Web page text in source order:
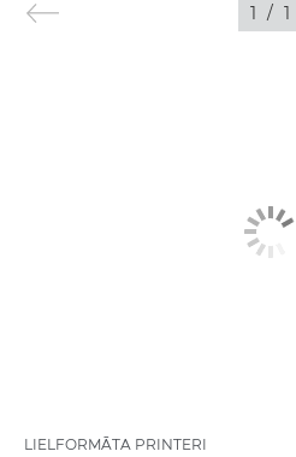
ATTĒLI
1 / 1
LIELFORMĀTA PRINTERI